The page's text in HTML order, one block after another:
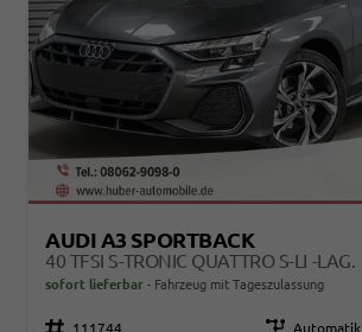
AUDI A3 SPORTBACK
40 TFSI S-TRONIC QUATTRO S-LI -LAG.
sofort lieferbar Fahrzeug mit Tageszulassung
Fahrzeugnr. 111744 Getriebe Automatik